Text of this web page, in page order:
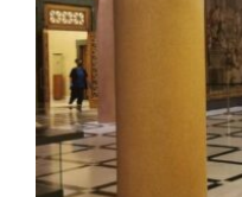
και το
τα οποία
περισσότερα